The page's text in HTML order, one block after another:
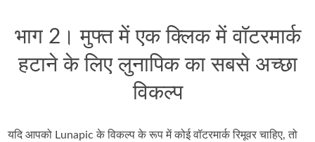
भाग 2। मुफ्त में एक क्लिक में वॉटरमार्क
हटाने के लिए लुनापिक का सबसे अच्छा
विकल्प
यदि आपको Lunapic के विकल्प के रूप में कोई वॉटरमार्क रिमूवर चाहिए, तो